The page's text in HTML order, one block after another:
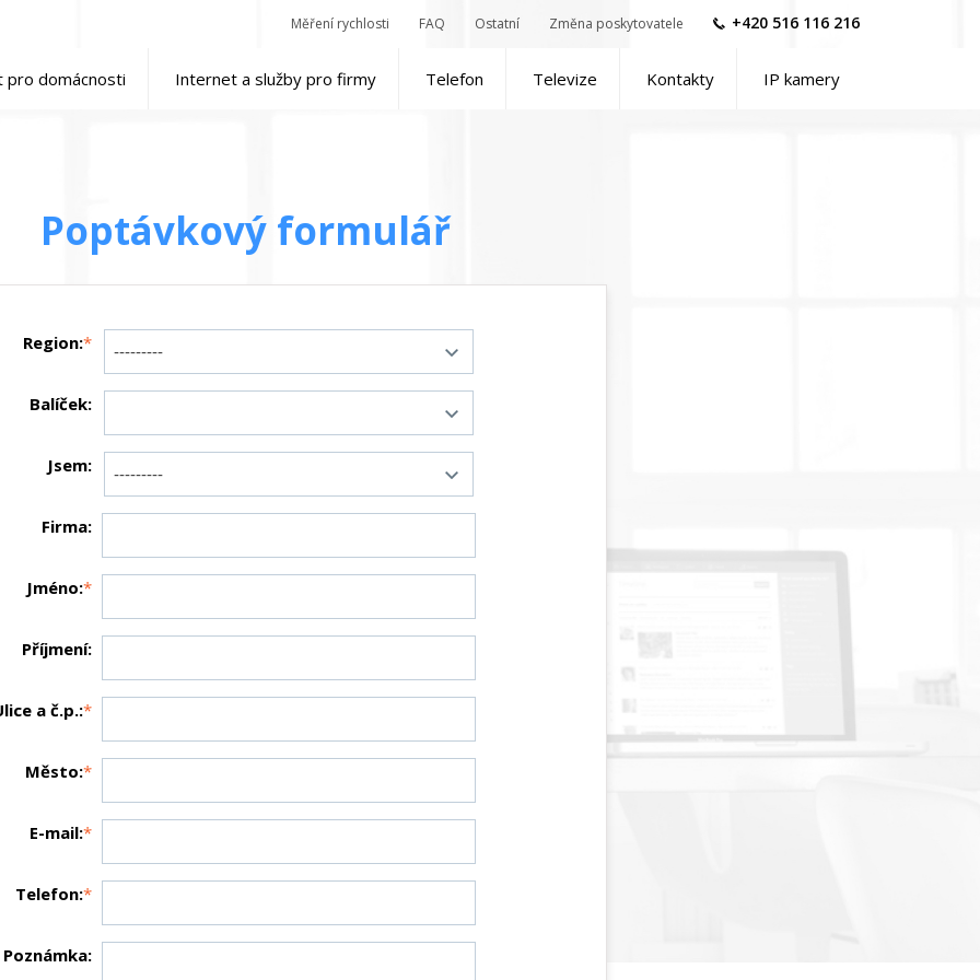
Měření rychlosti FAQ Ostatní Změna poskytovatele +420 516 116 216
pro domácnosti Internet a služby pro firmy Telefon Televize Kontakty IP kamery
Poptávkový formulář
Region:*
Balíček:
Jsem:
Firma:
Jméno:*
Příjmení:
a č.p.:*
Město:*
E-mail:*
Telefon:*
Poznámka: